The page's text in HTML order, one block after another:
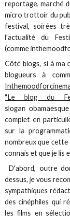
reportage, marché
micro trottoir du
festival, soirées
l'actualité du
(comme
Côté blogs, si à ma
blogueurs à
"Le blog du
slogan
complet en
sur la
nombreux que cette
connais et que je lis
D'abord, outre
dessus, je vous
sympathiques
des cinéphiles qui
les films en